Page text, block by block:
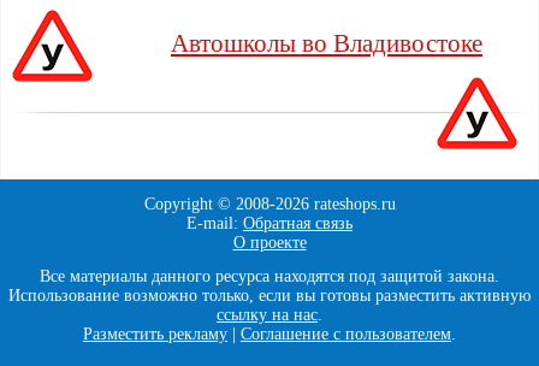
Автошколы во Владивостоке
Copyright © 2008-2026 rateshops.ru
E-mail: Обратная связь
О проекте
Все материалы данного ресурса находятся под защитой закона.
Использование возможно только, если вы готовы разместить активную
ссылку на нас.
Разместить рекламу
Соглашение с пользователем.